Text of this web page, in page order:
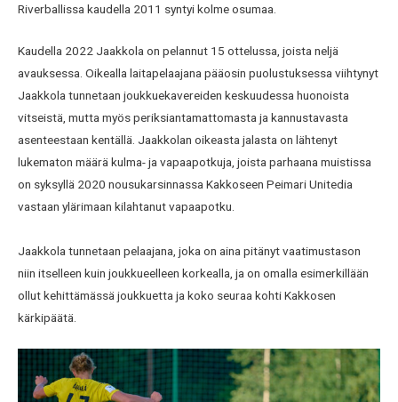
Riverballissa kaudella 2011 syntyi kolme osumaa.
Kaudella 2022 Jaakkola on pelannut 15 ottelussa, joista neljä
avauksessa. Oikealla laitapelaajana pääosin puolustuksessa viihtynyt
Jaakkola tunnetaan joukkuekavereiden keskuudessa huonoista
vitseistä, mutta myös periksiantamattomasta ja kannustavasta
asenteestaan kentällä. Jaakkolan oikeasta jalasta on lähtenyt
lukematon määrä kulma- ja vapaapotkuja, joista parhaana muistissa
on syksyllä 2020 nousukarsinnassa Kakkoseen Peimari Unitedia
vastaan ylärimaan kilahtanut vapaapotku.
Jaakkola tunnetaan pelaajana, joka on aina pitänyt vaatimustason
niin itselleen kuin joukkueelleen korkealla, ja on omalla esimerkillään
ollut kehittämässä joukkuetta ja koko seuraa kohti Kakkosen
kärkipäätä.